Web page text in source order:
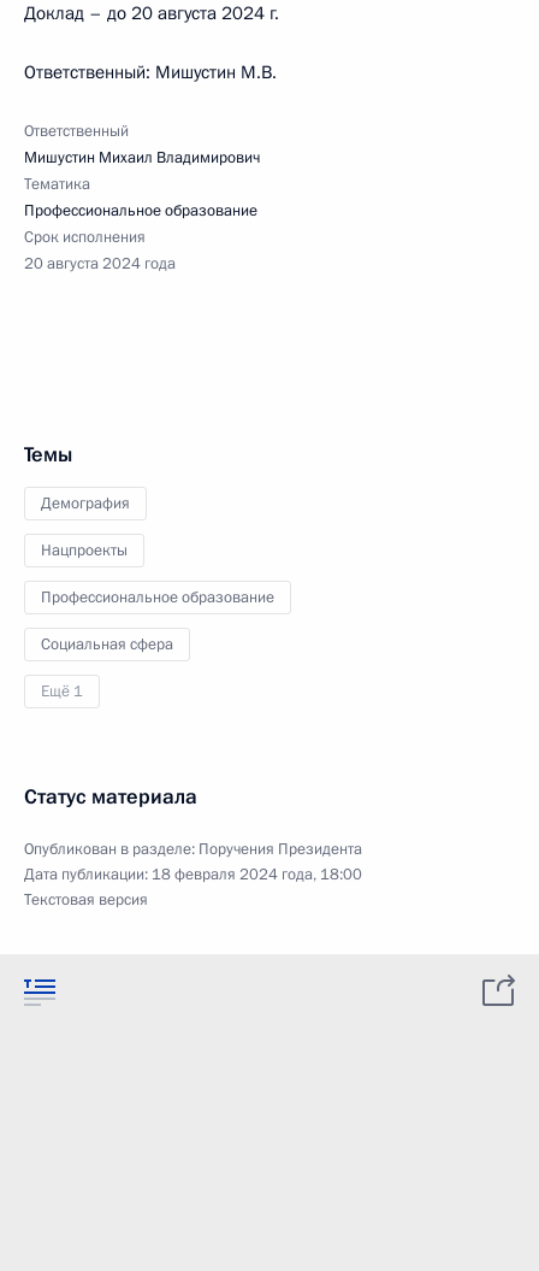
Доклад – до 20 августа 2024 г.
Ответственный: Мишустин М.В.
Ответственный
Мишустин Михаил Владимирович
Тематика
Профессиональное образование
Срок исполнения
20 августа 2024 года
Темы
Демография
Нацпроекты
Профессиональное образование
Социальная сфера
Ещё 1
Статус материала
Опубликован в разделе: Поручения Президента
Дата публикации: 18 февраля 2024 года, 18:00
Текстовая версия